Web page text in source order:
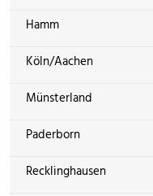
Hamm
Köln/Aachen
Münsterland
Paderborn
Recklinghausen